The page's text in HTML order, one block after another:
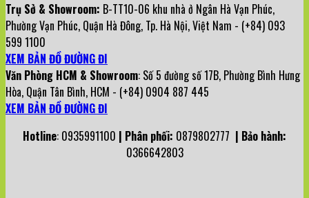
Trụ Sở & Showroom: B-TT10-06 khu nhà ở Ngân Hà Vạn Phúc,
Phường Vạn Phúc, Quận Hà Đông, Tp. Hà Nội, Việt Nam - (+84) 093
599 1100
XEM BẢN ĐỒ ĐƯỜNG ĐI
Văn Phòng HCM & Showroom: Số 5 đường số 17B, Phường Bình Hưng
Hòa, Quận Tân Bình, HCM - (+84) 0904 887 445
XEM BẢN ĐỒ ĐƯỜNG ĐI
Hotline: 0935991100 | Phân phối: 0879802777 | Bảo hành:
0366642803